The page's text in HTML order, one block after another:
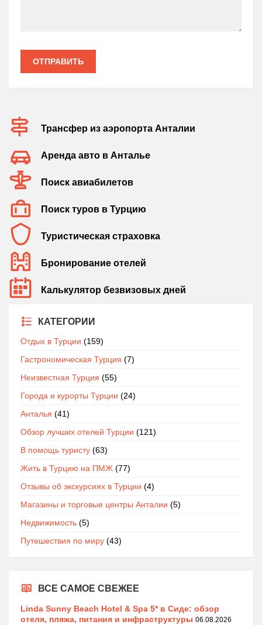
ОТПРАВИТЬ
Трансфер из аэропорта Анталии
Аренда авто в Анталье
Поиск авиабилетов
Поиск туров в Турцию
Туристическая страховка
Бронирование отелей
Калькулятор безвизовых дней
КАТЕГОРИИ
Отдых в Турции (159)
Гастрономическая Турция (7)
Неизвестная Турция (55)
Города и курорты Турции (24)
Анталья (41)
Обзор лучших отелей Турции (121)
В помощь туристу (63)
Жить в Турцию на ПМЖ (77)
Отзывы об экскурсиях в Турции (4)
Магазины и торговые центры Анталии (5)
Недвижимость (5)
Путешествия по миру (43)
ВСЕ САМОЕ СВЕЖЕЕ
Linda Sunny Beach Hotel & Spa 5* в Сиде: обзор
отеля, пляжа, питания и инфраструктуры 06.08.2026